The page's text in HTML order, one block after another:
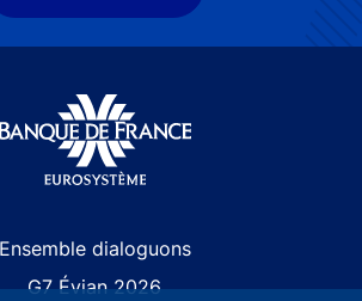
Ensemble dialoguons
G7 Évian 2026